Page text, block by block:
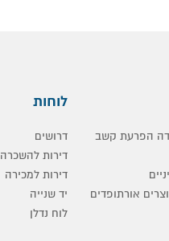
הפרעת קשב
אורתופדים
לוחות
דרושים
דירות להשכרה
דירות למכירה
יד שנייה
לוח נדלן